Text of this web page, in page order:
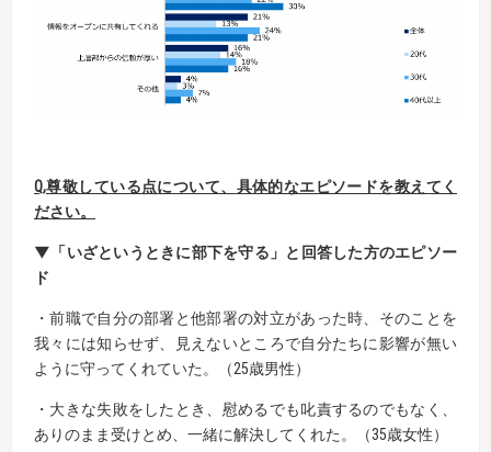
Q,尊敬している点について、 具体的なエピソードを教えてく
ださい。
▼「いざというときに部下を守る」と回答した方のエピソー
ド
・前職で自分の部署と他部署の対立があった時、そのことを
我々には知らせず、見えないところで自分たちに影響が無い
ように守ってくれていた。（25歳男性）
・大きな失敗をしたとき、慰めるでも叱責するのでもなく、
ありのまま受けとめ、一緒に解決してくれた。（35歳女性）